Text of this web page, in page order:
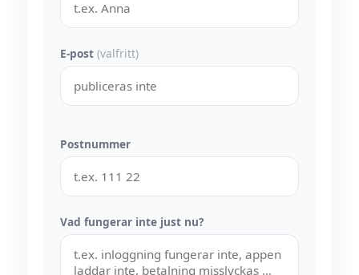
E-post (valfritt)
Postnummer
Vad fungerar inte just nu?